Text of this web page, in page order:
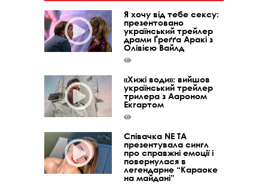
Я хочу від тебе сексу:
презентовано
український трейлер
драми Ґреґґа Аракі з
Олівією Вайлд
«Хижі води»: вийшов
український трейлер
трилера з Аароном
Екгартом
Співачка NE TA
презентувала сингл
про справжні емоції і
повернулася в
легендарне “Караоке
на майдані”